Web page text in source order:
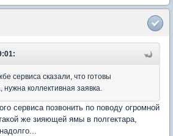
сервиса сказали, что готовы
коллективная заявка.
сервиса позвонить по поводу огромной
же зияющей ямы в полгектара,